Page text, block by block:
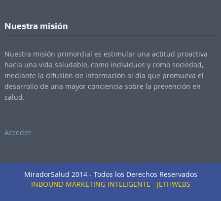
Nuestra misión
Nuestra misión primordial es estimular una actitud proactiva
hacia una vida saludable, como individuos y como sociedad,
mediante la difusión de información al día que promueva el
desarrollo de una mayor conciencia sobre la prevención en
salud.
Acceder
MiradorSalud 2014 - Todos los Derechos Reservados
INBOUND MARKETING INTELIGENTE - JETHWEBS